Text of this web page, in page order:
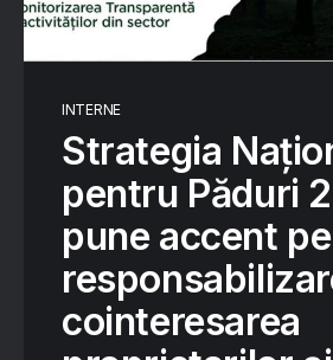
INTERNE
Strategia
pentru Păduri
pune accent pe
cointeresarea